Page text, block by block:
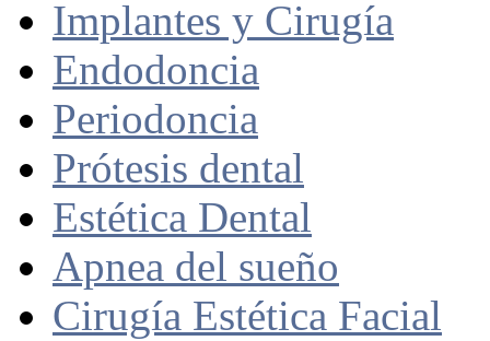
Implantes y Cirugía
Endodoncia
Periodoncia
Prótesis dental
Estética Dental
Apnea del sueño
Cirugía Estética Facial